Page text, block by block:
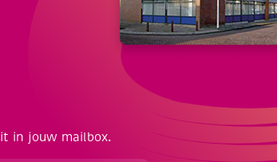
in jouw mailbox.